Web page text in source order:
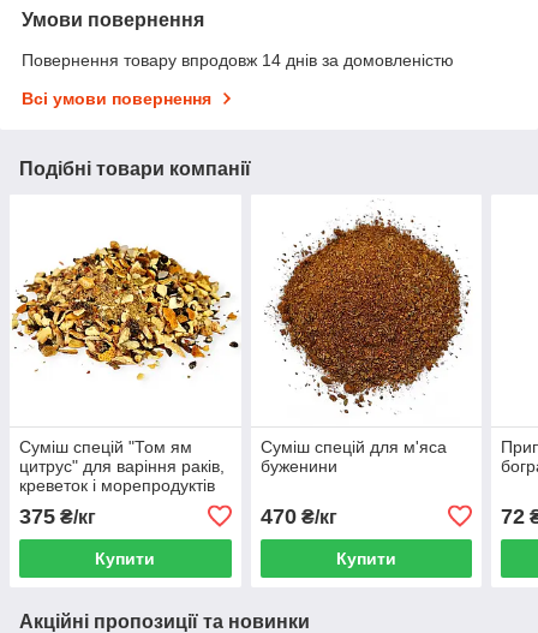
Умови повернення
Повернення товару впродовж 14 днів за домовленістю
Всі умови повернення
Подібні товари компанії
Суміш спецій "Том ям
цитрус" для варіння раків,
креветок і морепродуктів
375 ₴/кг
Купити
Суміш спецій для м'яса
буженини
470₴/кг
Купити
72
Акційні пропозиції та новинки